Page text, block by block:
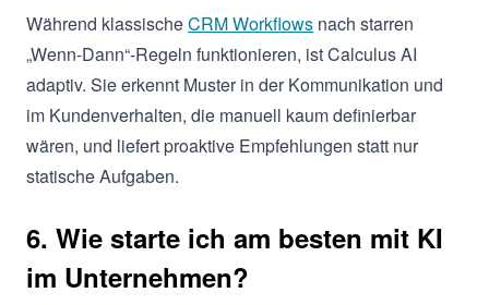
Während klassischeCRM Workflows nach starren
„Wenn-Dann“-Regeln funktionieren, ist Calculus AI
adaptiv. Sie erkennt Muster in der Kommunikation und
im Kundenverhalten, die manuell kaum definierbar
wären, und liefert proaktive Empfehlungen statt nur
statische Aufgaben.
6. Wie starte ich am besten mit KI
im Unternehmen?